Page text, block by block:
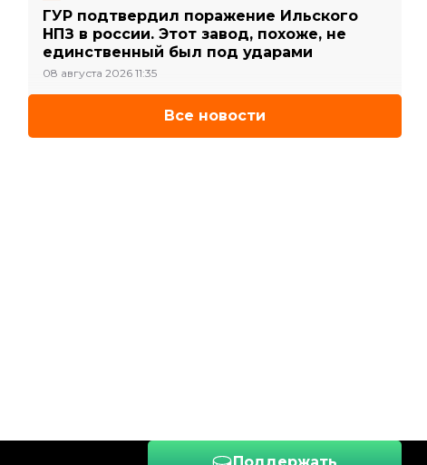
ГУР подтвердил поражение Ильского
НПЗ в россии. Этот завод, похоже, не
единственный был под ударами
08 августа 2026 11:35
Все новости